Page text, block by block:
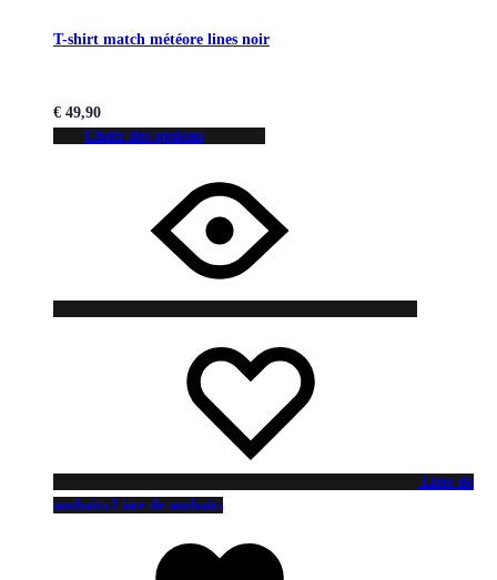
T-shirt match météore lines noir
€ 49,90
Choix des options
Liste de
souhaits Liste de souhaits